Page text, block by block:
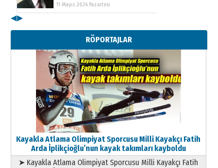
Kenan GÜLERCİ
Geleceği Korumaktır
11 Mayıs 2026 Pazartesi
◀▶
RÖPORTAJLAR
Kayakla Atlama Olimpiyat Sporcusu Milli Kayakçı Fatih
Arda İplikçioğlu’nun kayak takımları kayboldu
➤ Kayakla Atlama Olimpiyat Sporcusu Milli Kayakçı Fatih